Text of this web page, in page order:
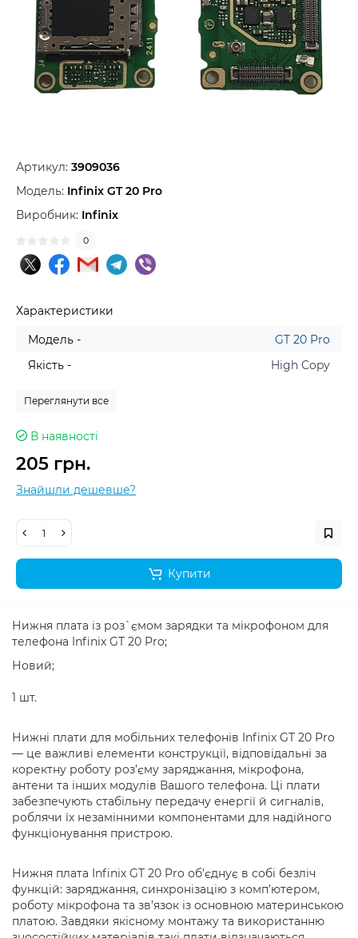
Артикул: 3909036
Модель: Infinix GT 20 Pro
Виробник: Infinix
0
Характеристики
Модель -
GT 20 Pro
Якість -
High Copy
Переглянути все
В наявності
205 грн.
Знайшли дешевше?
Купити
Нижня плата із роз`ємом зарядки та мікрофоном для
телефона Infinix GT 20 Pro;
Новий;
1 шт.
Нижні плати для мобільних телефонів Infinix GT 20 Pro
— це важливі елементи конструкції, відповідальні за
коректну роботу роз’єму заряджання, мікрофона,
антени та інших модулів Вашого телефона. Ці плати
забезпечують стабільну передачу енергії й сигналів,
роблячи їх незамінними компонентами для надійного
функціонування пристрою.
Нижня плата Infinix GT 20 Pro об’єднує в собі безліч
функцій: заряджання, синхронізацію з комп’ютером,
роботу мікрофона та зв’язок із основною материнською
платою. Завдяки якісному монтажу та використанню